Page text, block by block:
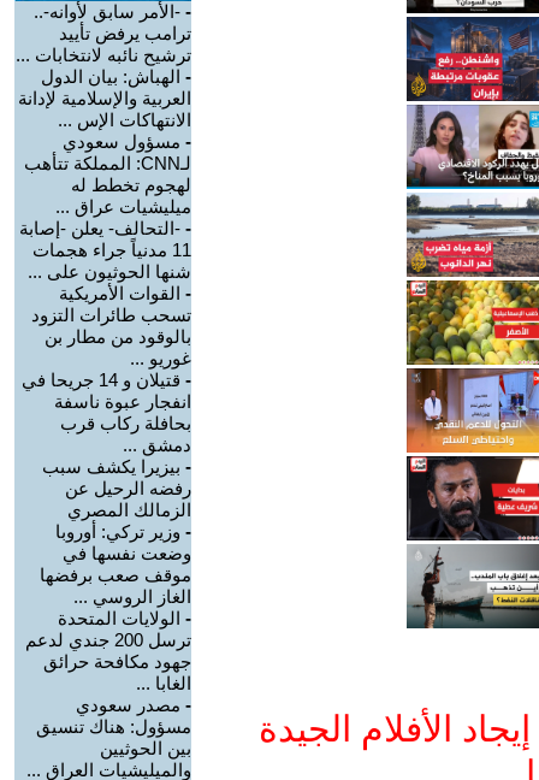
الأفلام الجيدة
- -الأمر سابق لأوانه-..
ترامب يرفض تأييد
ترشيح نائبه لانتخابات ...
- الهباش: بيان الدول
العربية والإسلامية لإدانة
الانتهاكات الإس ...
- مسؤول سعودي
لـCNN: المملكة تتأهب
لهجوم تخطط له
ميليشيات عراق ...
- -التحالف- يعلن -إصابة
11 مدنياً جراء هجمات
شنها الحوثيون على ...
- القوات الأمريكية
تسحب طائرات التزود
بالوقود من مطار بن
غوريو ...
-
قتيلان و 14 جريحا في
انفجار عبوة ناسفة
بحافلة ركاب قرب
دمشق ...
- بيزيرا يكشف سبب
رفضه الرحيل عن
الزمالك المصري
- وزير تركي: أوروبا
وضعت نفسها في
موقف صعب برفضها
الغاز الروسي ...
- الولايات المتحدة
ترسل 200 جندي لدعم
جهود مكافحة حرائق
الغابا ...
- مصدر سعودي
مسؤول: هناك تنسيق
بين الحوثيين
والميليشيات العراق ...